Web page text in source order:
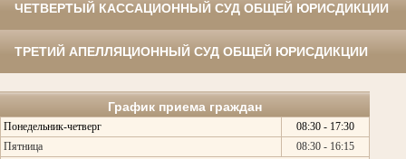
ЧЕТВЕРТЫЙ КАССАЦИОННЫЙ СУД ОБЩЕЙ ЮРИСДИКЦИИ
ТРЕТИЙ АПЕЛЛЯЦИОННЫЙ СУД ОБЩЕЙ ЮРИСДИКЦИИ
График приема граждан
Понедельник-четверг
08:30 - 17:30
Пятница
08:30 - 16:15